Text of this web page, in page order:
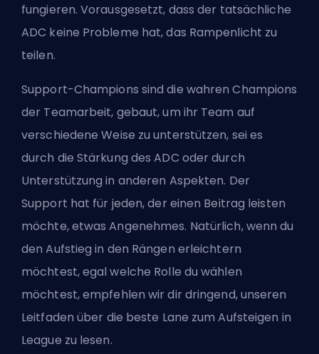
fungieren. Vorausgesetzt, dass der tatsächliche
ADC keine Probleme hat, das Rampenlicht zu
teilen.
Support-Champions sind die wahren Champions
der Teamarbeit, gebaut, um ihr Team auf
verschiedene Weise zu unterstützen, sei es
durch die Stärkung des ADC oder durch
Unterstützung in anderen Aspekten. Der
Support hat für jeden, der einen Beitrag leisten
möchte, etwas Angenehmes. Natürlich, wenn du
den Aufstieg in den Rängen erleichtern
möchtest, egal welche Rolle du wählen
möchtest, empfehlen wir dir dringend, unseren
Leitfaden über die beste Lane zum Aufsteigen in
League zu lesen.